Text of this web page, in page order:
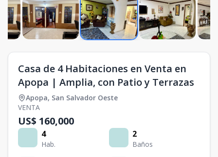
Casa de 4 Habitaciones en Venta en
Apopa | Amplia, con Patio y Terrazas
Apopa, San Salvador Oeste
VENTA
US$ 160,000
4
Hab.
2
Baños